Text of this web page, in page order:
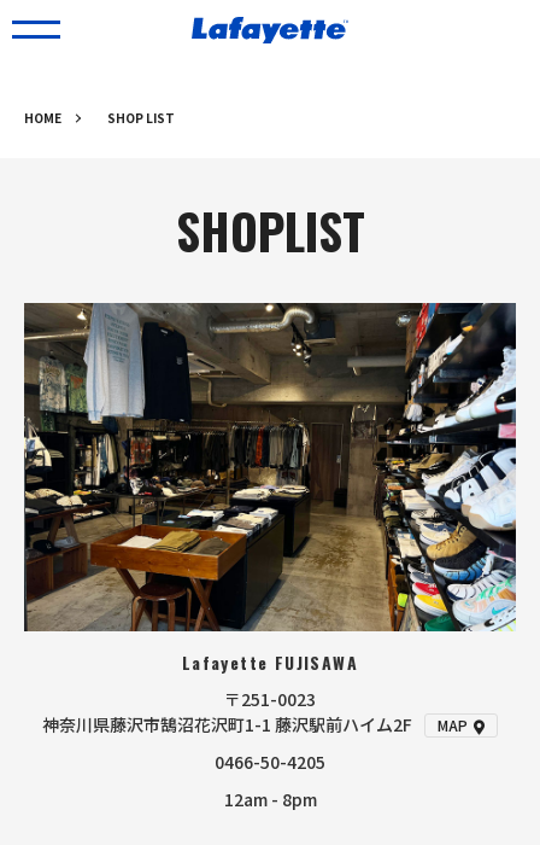
HOME SHOP LIST
SHOPLIST
Lafayette FUJISAWA
〒251-0023
神奈川県藤沢市鵠沼花沢町1-1 藤沢駅前ハイム2F
MAP
0466-50-4205
12am - 8pm